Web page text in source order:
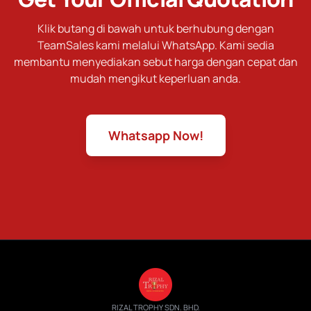
Klik butang di bawah untuk berhubung dengan
TeamSales kami melalui WhatsApp. Kami sedia
membantu menyediakan sebut harga dengan cepat dan
mudah mengikut keperluan anda.
Whatsapp Now!
RIZAL TROPHY SDN. BHD.